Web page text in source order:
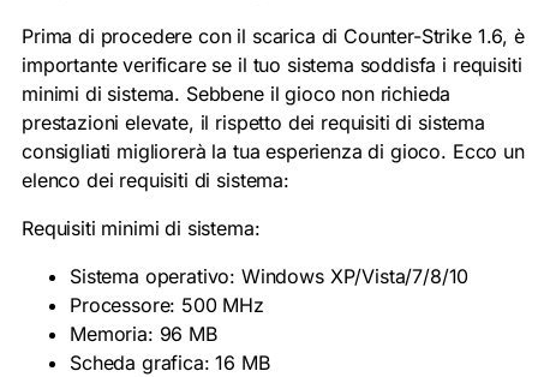
Prima di procedere con il scarica di Counter-Strike 1.6, è
importante verificare se il tuo sistema soddisfa i requisiti
minimi di sistema. Sebbene il gioco non richieda
prestazioni elevate, il rispetto dei requisiti di sistema
consigliati migliorerà la tua esperienza di gioco. Ecco un
elenco dei requisiti di sistema:
Requisiti minimi di sistema:
Sistema operativo: Windows XP/Vista/7/8/10
Processore: 500 MHz
Memoria: 96 MB
Scheda grafica: 16 MB